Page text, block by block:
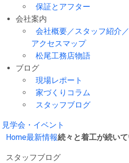
保証とアフター
会社案内
会社概要／スタッフ紹介／
アクセスマップ
松尾工務店物語
ブログ
現場レポート
家づくりコラム
スタッフブログ
見学会・イベント
Home最新情報続々と着工が続い
スタッフブログ